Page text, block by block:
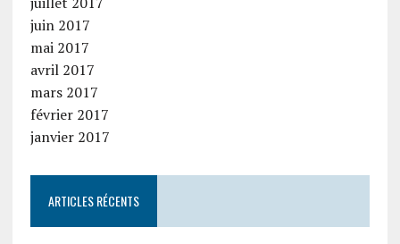
juin 2017
mai 2017
avril 2017
mars 2017
février 2017
janvier 2017
ARTICLES RÉCENTS